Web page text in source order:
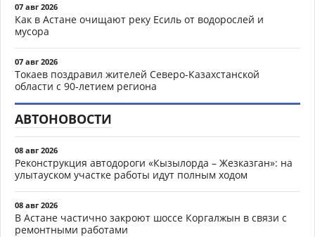
07 авг 2026
Как в Астане очищают реку Есиль от водорослей и
мусора
07 авг 2026
Токаев поздравил жителей Северо-Казахстанской
области с 90-летием региона
АВТОНОВОСТИ
08 авг 2026
Реконструкция автодороги «Кызылорда – Жезказган»: на
улытауском участке работы идут полным ходом
08 авг 2026
В Астане частично закроют шоссе Коргалжын в связи с
ремонтными работами